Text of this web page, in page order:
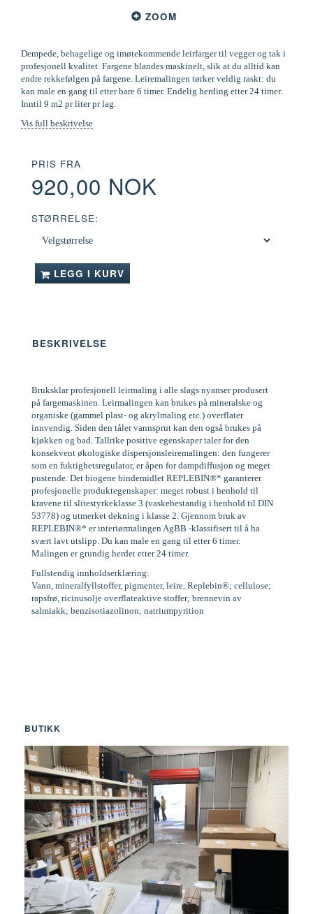
ZOOM
Dempede, behagelige og imøtekommende leirfarger til vegger og tak i
profesjonell kvalitet. Fargene blandes maskinelt, slik at du alltid kan
endre rekkefølgen på fargene. Leiremalingen tørker veldig raskt: du
kan male en gang til etter bare 6 timer. Endelig herding etter 24 timer.
Inntil 9 m2 pr liter pr lag.
Vis full beskrivelse
PRIS FRA
920,00 NOK
STØRRELSE:
LEGG I KURV
BESKRIVELSE
Bruksklar profesjonell leirmaling i alle slags nyanser produsert
på fargemaskinen. Leirmalingen kan brukes på mineralske og
organiske (gammel plast- og akrylmaling etc.) overflater
innvendig. Siden den tåler vannsprut kan den også brukes på
kjøkken og bad. Tallrike positive egenskaper taler for den
konsekvent økologiske dispersjonsleiremalingen: den fungerer
som en fuktighetsregulator, er åpen for dampdiffusjon og meget
pustende. Det biogene bindemidlet REPLEBIN®* garanterer
profesjonelle produktegenskaper: meget robust i henhold til
kravene til slitestyrkeklasse 3 (vaskebestandig i henhold til DIN
53778) og utmerket dekning i klasse 2. Gjennom bruk av
REPLEBIN®* er interiørmalingen AgBB -klassifisert til å ha
svært lavt utslipp. Du kan male en gang til etter 6 timer.
Malingen er grundig herdet etter 24 timer.
Fullstendig innholdserklæring:
Vann, mineralfyllstoffer, pigmenter, leire, Replebin®; cellulose;
rapsfrø, ricinusolje overflateaktive stoffer; brennevin av
salmiakk; benzisotiazolinon; natriumpyrition
BUTIKK